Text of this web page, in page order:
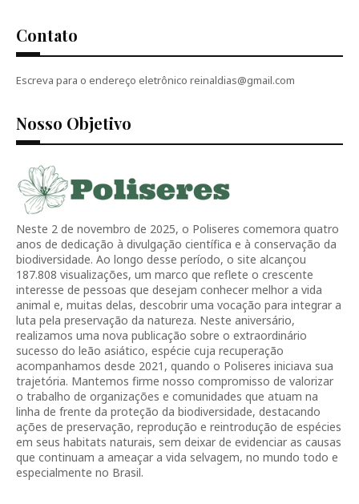
Contato
Escreva para o endereço eletrônico reinaldias@gmail.com
Nosso Objetivo
Neste 2 de novembro de 2025, o Poliseres comemora quatro
anos de dedicação à divulgação científica e à conservação da
biodiversidade. Ao longo desse período, o site alcançou
187.808 visualizações, um marco que reflete o crescente
interesse de pessoas que desejam conhecer melhor a vida
animal e, muitas delas, descobrir uma vocação para integrar a
luta pela preservação da natureza. Neste aniversário,
realizamos uma nova publicação sobre o extraordinário
sucesso do leão asiático, espécie cuja recuperação
acompanhamos desde 2021, quando o Poliseres iniciava sua
trajetória. Mantemos firme nosso compromisso de valorizar
o trabalho de organizações e comunidades que atuam na
linha de frente da proteção da biodiversidade, destacando
ações de preservação, reprodução e reintrodução de espécies
em seus habitats naturais, sem deixar de evidenciar as causas
que continuam a ameaçar a vida selvagem, no mundo todo e
especialmente no Brasil.